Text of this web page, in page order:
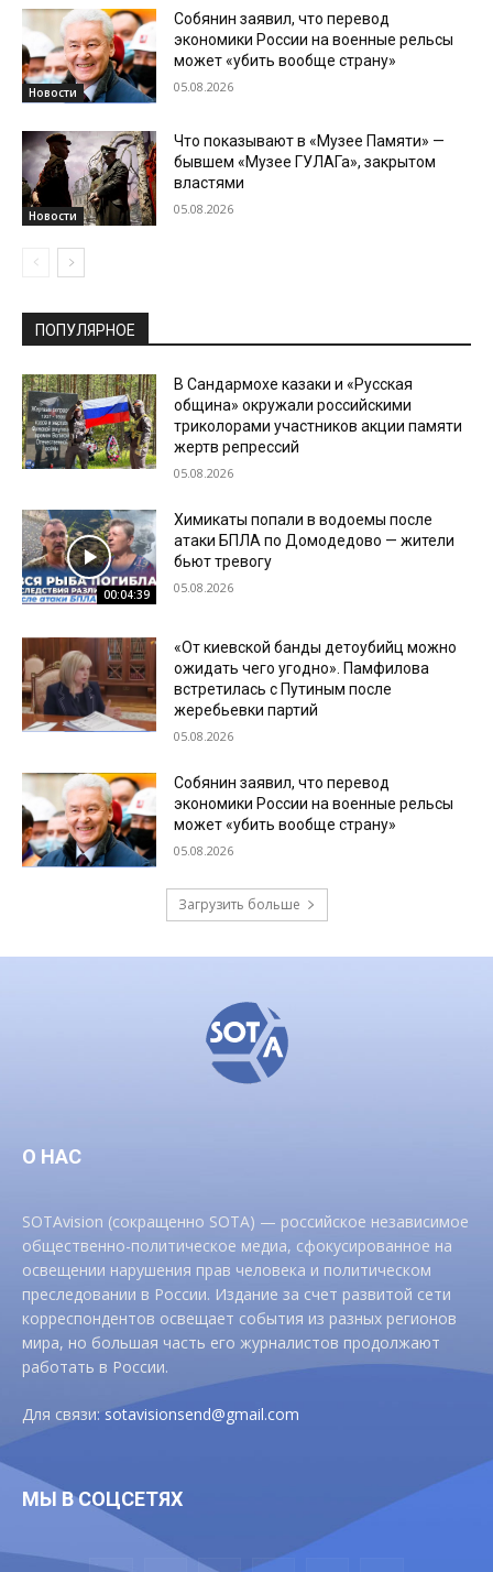
Новости
Собянин заявил, что перевод
экономики России на военные рельсы
может «убить вообще страну»
05.08.2026
Новости
Что показывают в «Музее Памяти» —
бывшем «Музее ГУЛАГа», закрытом
властями
05.08.2026
ПОПУЛЯРНОЕ
В Сандармохе казаки и «Русская
община» окружали российскими
триколорами участников акции памяти
жертв репрессий
05.08.2026
00:04:39
Химикаты попали в водоемы после
атаки БПЛА по Домодедово — жители
бьют тревогу
05.08.2026
«От киевской банды детоубийц можно
ожидать чего угодно». Памфилова
встретилась с Путиным после
жеребьевки партий
05.08.2026
Собянин заявил, что перевод
экономики России на военные рельсы
может «убить вообще страну»
05.08.2026
Загрузить больше
О НАС
SOTAvision (сокращенно SOTA) — российское независимое
общественно-политическое медиа, сфокусированное на
освещении нарушения прав человека и политическом
преследовании в России. Издание за счет развитой сети
корреспондентов освещает события из разных регионов
мира, но большая часть его журналистов продолжают
работать в России.
Для связи:sotavisionsend@gmail.com
МЫ В СОЦСЕТЯХ